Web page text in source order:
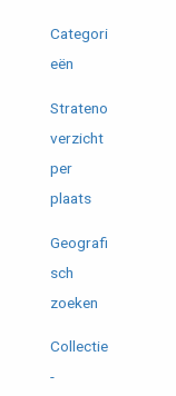
Categori
eën
Strateno
verzicht
per
plaats
Geografi
sch
zoeken
Collectie
-